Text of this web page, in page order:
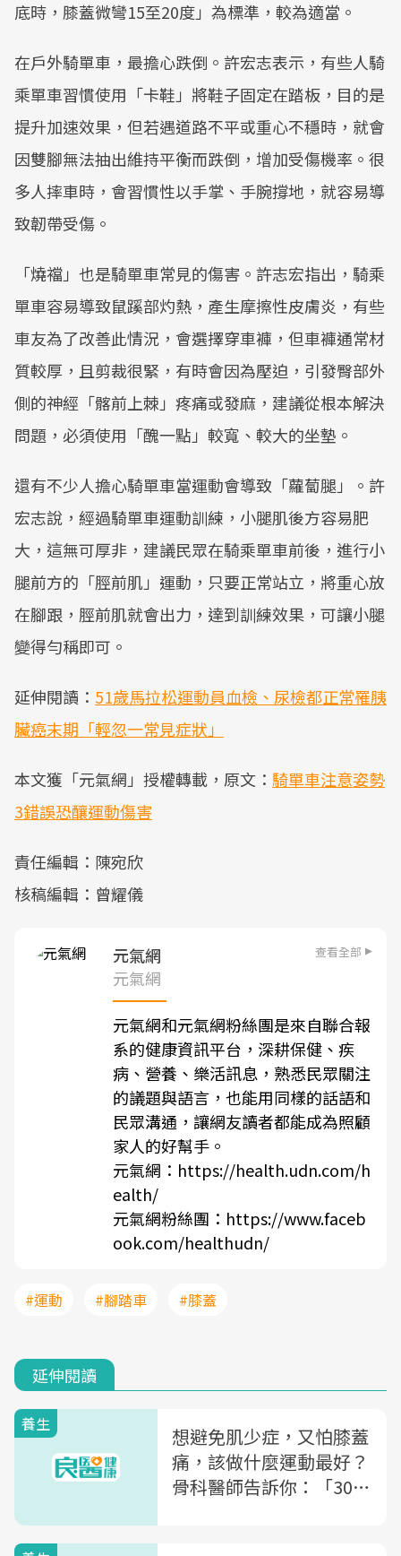
底時，膝蓋微彎15至20度」為標準，較為適當。
在戶外騎單車，最擔心跌倒。許宏志表示，有些人騎
乘單車習慣使用「卡鞋」將鞋子固定在踏板，目的是
提升加速效果，但若遇道路不平或重心不穩時，就會
因雙腳無法抽出維持平衡而跌倒，增加受傷機率。很
多人摔車時，會習慣性以手掌、手腕撐地，就容易導
致韌帶受傷。
「燒襠」也是騎單車常見的傷害。許志宏指出，騎乘
單車容易導致鼠蹊部灼熱，產生摩擦性皮膚炎，有些
車友為了改善此情況，會選擇穿車褲，但車褲通常材
質較厚，且剪裁很緊，有時會因為壓迫，引發臀部外
側的神經「髂前上棘」疼痛或發麻，建議從根本解決
問題，必須使用「醜一點」較寬、較大的坐墊。
還有不少人擔心騎單車當運動會導致「蘿蔔腿」。許
宏志說，經過騎單車運動訓練，小腿肌後方容易肥
大，這無可厚非，建議民眾在騎乘單車前後，進行小
腿前方的「脛前肌」運動，只要正常站立，將重心放
在腳跟，脛前肌就會出力，達到訓練效果，可讓小腿
變得勻稱即可。
延伸閱讀： 51歲馬拉松運動員血檢、尿檢都正常罹胰
臟癌末期「輕忽一常見症狀」
本文獲「元氣網」授權轉載，原文： 騎單車注意姿勢
3錯誤恐釀運動傷害
責任編輯：陳宛欣
核稿編輯：曾耀儀
元氣網 查看全部
元氣網
元氣網和元氣網粉絲團是來自聯合報
系的健康資訊平台，深耕保健、疾
病、營養、樂活訊息，熟悉民眾關注
的議題與語言，也能用同樣的話語和
民眾溝通，讓網友讀者都能成為照顧
家人的好幫手。
元氣網： https://health.udn.com/h
ealth/
元氣網粉絲團： https://www.faceb
ook.com/healthudn/
#運動 #腳踏車 #膝蓋
延伸閱讀
養生
想避免肌少症，又怕膝蓋
痛，該做什麼運動最好？
骨科醫師告訴你：「30秒